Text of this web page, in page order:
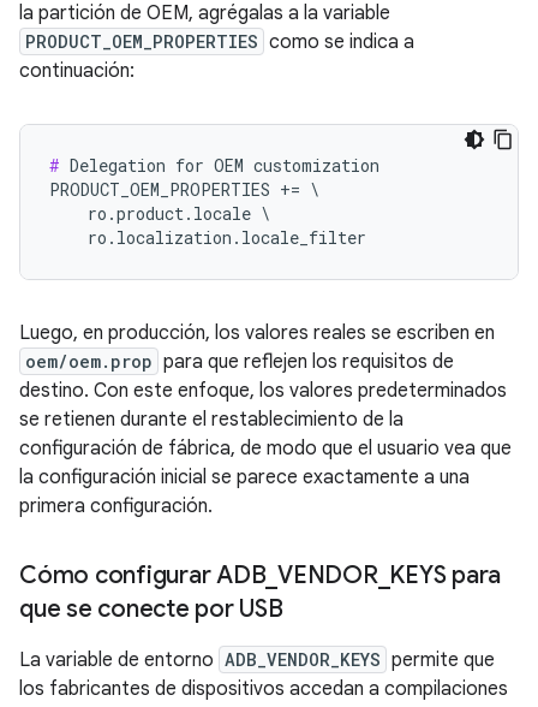
la partición de OEM, agrégalas a la variable
PRODUCT_OEM_PROPERTIES como se indica a
continuación:
# Delegation for OEM customization
PRODUCT_OEM_PROPERTIES += \
    ro.product.locale \
    ro.localization.locale_filter
Luego, en producción, los valores reales se escriben en
oem/oem.prop para que reflejen los requisitos de
destino. Con este enfoque, los valores predeterminados
se retienen durante el restablecimiento de la
configuración de fábrica, de modo que el usuario vea que
la configuración inicial se parece exactamente a una
primera configuración.
Cómo configurar ADB_ VENDOR_ KEYS para
que se conecte por USB
La variable de entorno ADB_VENDOR_KEYS permite que
los fabricantes de dispositivos accedan a compilaciones